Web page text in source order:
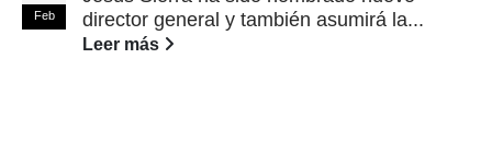
Feb
director general y también asumirá la...
Leer más